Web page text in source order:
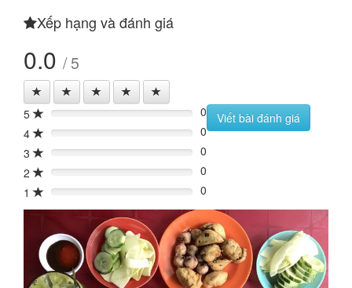
Xếp hạng và đánh giá
0.0 / 5
5 0%
0
4
0%
0
3
0%
0
2
0%
0
1
0% 0
Viết bài đánh giá